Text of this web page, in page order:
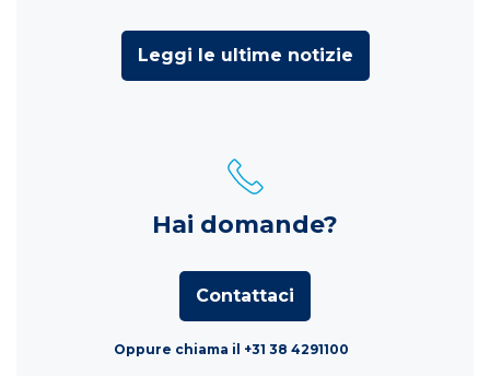
Leggi le ultime notizie
Hai domande?
Contattaci
Oppure chiama il +31 38 4291100